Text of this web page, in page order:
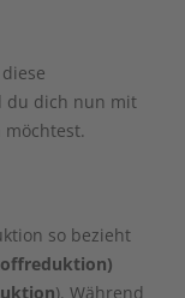
du dich nun mit
möchtest.
so bezieht
). Während